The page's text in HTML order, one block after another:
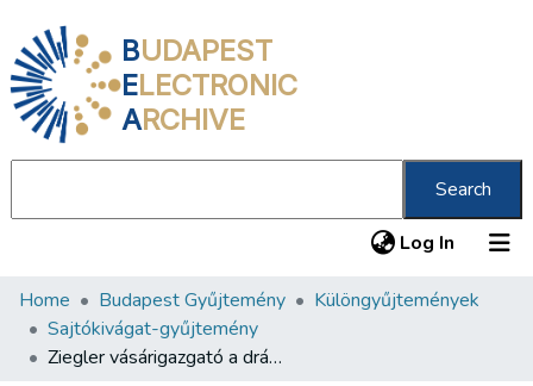
BUDAPEST
ELECTRONIC
ARCHIVE
Search
Log In (current)
Communities & Collections
All of DSpace
Home Budapest Gyűjtemény
Különgyűjtemények
Sajtókivágat-gyűjtemény
Ziegler vásárigazgató a drágaság okairól